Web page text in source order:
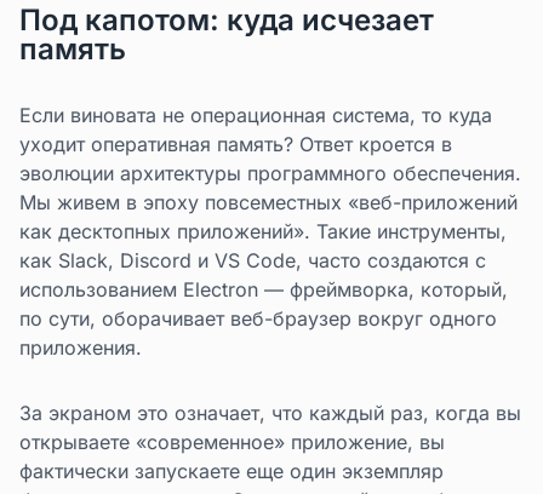
Под капотом: куда исчезает
память
Если виновата не операционная система, то куда
уходит оперативная память? Ответ кроется в
эволюции архитектуры программного обеспечения.
Мы живем в эпоху повсеместных «веб-приложений
как десктопных приложений». Такие инструменты,
как Slack, Discord и VS Code, часто создаются с
использованием Electron — фреймворка, который,
по сути, оборачивает веб-браузер вокруг одного
приложения.
За экраном это означает, что каждый раз, когда вы
открываете «современное» приложение, вы
фактически запускаете еще один экземпляр